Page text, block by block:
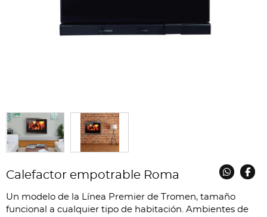
Calefactor empotrable Roma
Un modelo de la Línea Premier de Tromen, tamaño
funcional a cualquier tipo de habitación. Ambientes de